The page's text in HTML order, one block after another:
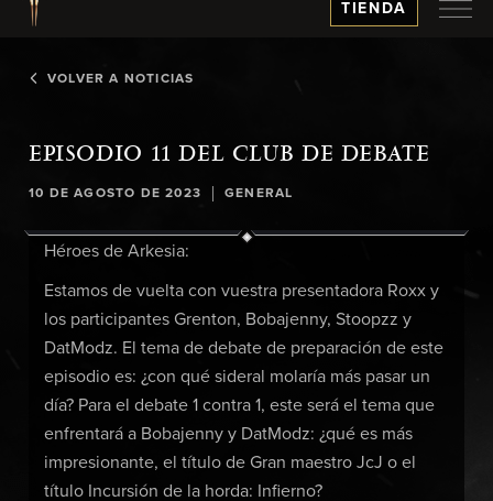
TIENDA
VOLVER A NOTICIAS
EPISODIO 11 DEL CLUB DE DEBATE
10 DE AGOSTO DE 2023 | GENERAL
Héroes de Arkesia:
Estamos de vuelta con vuestra presentadora Roxx y
los participantes Grenton, Bobajenny, Stoopzz y
DatModz. El tema de debate de preparación de este
episodio es: ¿con qué sideral molaría más pasar un
día? Para el debate 1 contra 1, este será el tema que
enfrentará a Bobajenny y DatModz: ¿qué es más
impresionante, el título de Gran maestro JcJ o el
título Incursión de la horda: Infierno?